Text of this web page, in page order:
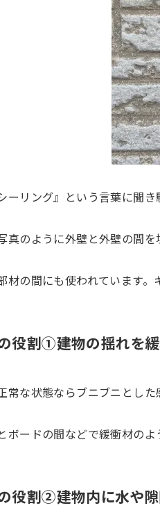
ーリング』という言葉に聞き
真のように外壁と外壁の間
材の間にも使われています
役割①建物の揺れを
常な状態ならブニブニとした
ボードの間などで緩衝材の
役割②建物内に水や